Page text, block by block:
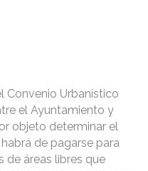
Convenio Urbanístico
el Ayuntamiento y
objeto determinar el
de pagarse para
de áreas libres que